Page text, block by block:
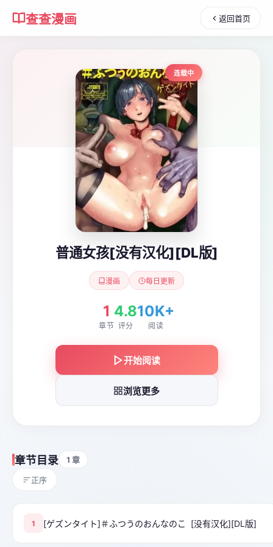
查查漫画 返回首页
连载中
普通女孩[没有汉化][DL版]
漫画 每日更新
1
章节
4.8
评分
10K+
阅读
开始阅读
浏览更多
章节目录 1 章
正序
1 [ゲズンタイト]＃ふつうのおんなのこ [没有汉化][DL版]